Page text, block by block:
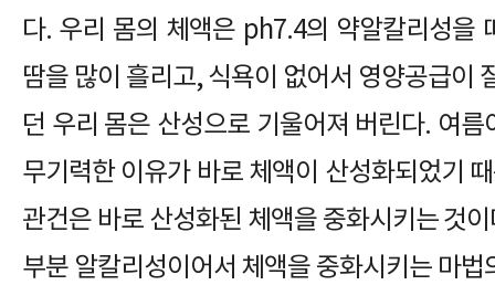
다. 우리 몸의 체액은 ph7.4의 약알칼리성을
땀을 많이 흘리고, 식욕이 없어서 영양공급이
던 우리 몸은 산성으로 기울어져 버린다. 여
무기력한 이유가 바로 체액이 산성화되었기
관건은 바로 산성화된 체액을 중화시키는 것
부분 알칼리성이어서 체액을 중화시키는 마